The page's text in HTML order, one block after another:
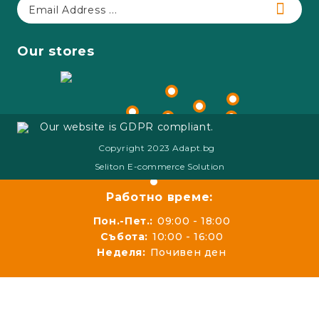
Our stores
Our website is GDPR compliant.
Copyright 2023 Adapt.bg
Seliton E-commerce Solution
Работно време:
Пон.-Пет.: 09:00 - 18:00
Събота: 10:00 - 16:00
Неделя: Почивен ден